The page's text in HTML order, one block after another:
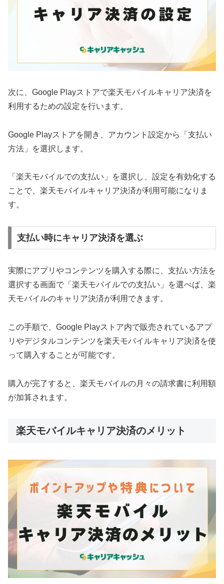
次に、Google Playストアで楽天モバイルキャリア決済を
利用するための設定を行います。
Google Playストアを開き、アカウント設定から「支払い
方法」を選択します。
「楽天モバイルでの支払い」を選択し、設定を有効化する
ことで、楽天モバイルキャリア決済が利用可能になりま
す。
支払い時にキャリア決済を選ぶ
実際にアプリやコンテンツを購入する際に、支払い方法を
選択する画面で「楽天モバイルでの支払い」を選べば、楽
天モバイルのキャリア決済が利用できます。
この手順で、Google Playストア内で販売されているアプ
リやデジタルコンテンツを楽天モバイルキャリア決済を使
って購入することが可能です。
購入が完了すると、楽天モバイルの月々の請求書に利用額
が加算されます。
楽天モバイルキャリア決済のメリット